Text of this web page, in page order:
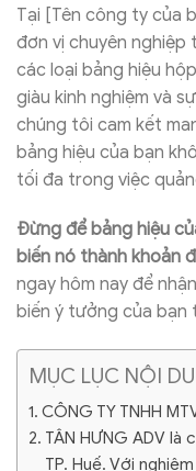
Tại [Tên công ty của
đơn vị chuyên
các loại bảng hiệu
giàu kinh nghiệm và
chúng tôi cam kết
bảng hiệu của bạn
tối đa trong việc
Đừng để bảng hiệu
biến nó thành khoản
ngay hôm nay để
biến ý tưởng của bạn
MỤC LỤC NỘI
CÔNG TY TNHH
TÂN HƯNG ADV
TP. Huế. Với